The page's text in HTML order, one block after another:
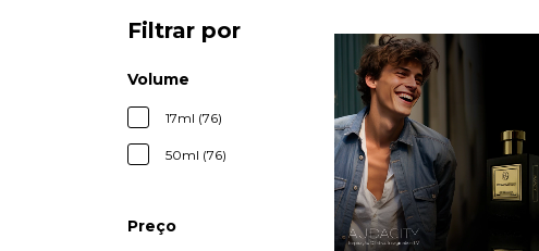
Filtrar por
Volume
17ml (76)
50ml (76)
Preço